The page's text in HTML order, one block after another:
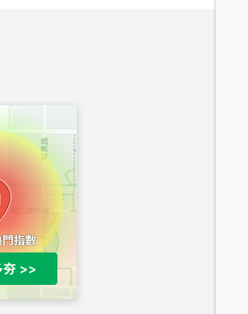
萬
總價
萬
總價
萬